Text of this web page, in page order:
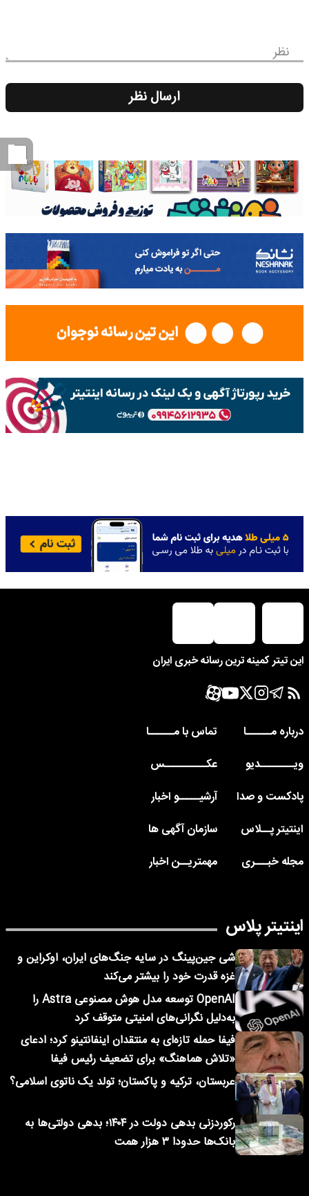
نظر
ارسال نظر
این تیتر کمینه ترین رسانه خبری ایران
درباره مــــــا
تماس با مــــــا
ویــــــــدیو
عکــــــــــس
پادکست و صدا
آرشیـــــو اخبار
اینتیتر پــلاس
سازمان آگهی ها
مجله خبـــری
مهمتریــن اخبار
اینتیتر پلاس
شی جین‌پینگ در سایه جنگ‌های ایران، اوکراین و
غزه قدرت خود را بیشتر می‌کند
OpenAI توسعه مدل هوش مصنوعی Astra را
به‌دلیل نگرانی‌های امنیتی متوقف کرد
فیفا حمله تازه‌ای به منتقدان اینفانتینو کرد؛ ادعای
«تلاش هماهنگ» برای تضعیف رئیس فیفا
عربستان، ترکیه و پاکستان؛ تولد یک ناتوی اسلامی؟
رکوردزنی بدهی دولت در ۱۴۰۴؛ بدهی دولتی‌ها به
بانک‌ها حدودا ۳ هزار همت